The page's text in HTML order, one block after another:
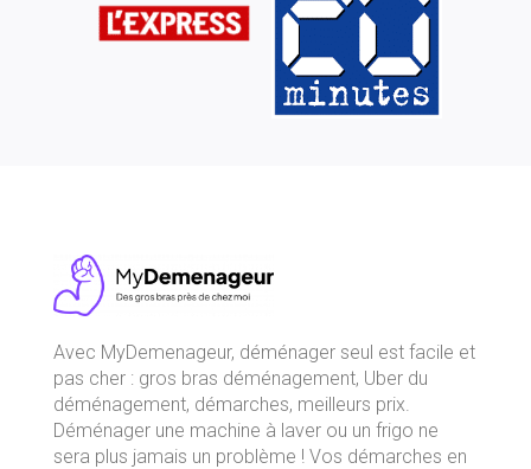
Avec MyDemenageur, déménager seul est facile et
pas cher : gros bras déménagement, Uber du
déménagement, démarches, meilleurs prix.
Déménager une machine à laver ou un frigo ne
sera plus jamais un problème ! Vos démarches en